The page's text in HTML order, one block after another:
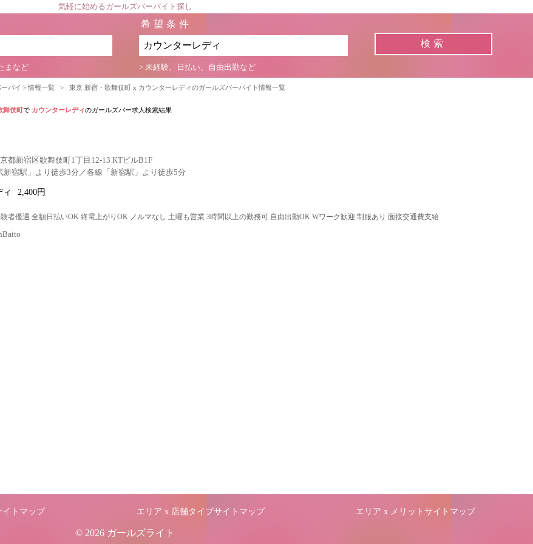
気軽に始めるガールズバーバイト探し
まなど
希望条件
> 未経験、日払い、自由出勤など
バイト情報一覧 > 東京 新宿・歌舞伎町 x カウンターレディのガールズバーバイト情報一覧
舞伎町で カウンターレディのガールズバー求人検索結果
都新宿区歌舞伎町1丁目12-13 KTビルB1F
新宿駅」より徒歩3分／各線「新宿駅」より徒歩5分
2,400円
者優遇 全額日払いOK 終電上がりOK ノルマなし 土曜も営業 3時間以上の勤務可 自由出勤OK Wワーク歓迎 制服あり 面接交通費支給
イトマップ エリア x 店舗タイプサイトマップ エリア x メリットサイトマップ
© 2026 ガールズライト